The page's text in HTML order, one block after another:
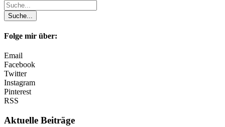
Folge mir über:
Email
Facebook
Twitter
Instagram
Pinterest
RSS
Aktuelle Beiträge